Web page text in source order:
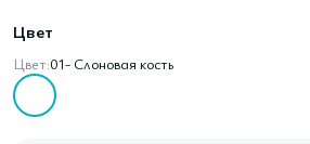
Цвет
Цвет:01- Слоновая кость